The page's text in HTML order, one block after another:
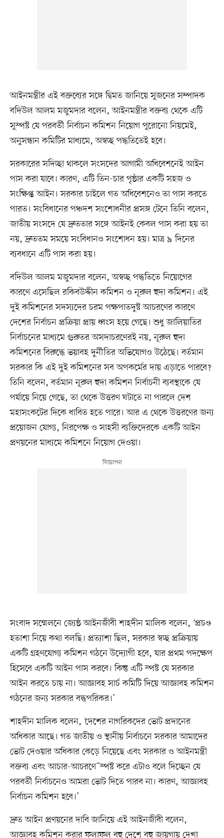
আইনমন্ত্রীর এই বক্তব্যের সঙ্গে দ্বিমত জানিয়ে সুজনের সম্পাদক
বদিউল আলম মজুমদার বলেন, আইনমন্ত্রীর বক্তব্য থেকে এটি
সুস্পষ্ট যে পরবর্তী নির্বাচন কমিশন নিয়োগ পুরোনো নিয়মেই,
অনুসন্ধান কমিটির মাধ্যমে, অস্বচ্ছ পদ্ধতিতেই হবে।
সরকারের সদিচ্ছা থাকলে সংসদের আগামী অধিবেশনেই আইন
পাস করা যাবে। কারণ, এটি তিন-চার পৃষ্ঠার একটি সহজ ও
সংক্ষিপ্ত আইন। সরকার চাইলে গত অধিবেশনেও তা পাস করতে
পারত। সংবিধানের পঞ্চদশ সংশোধনীর প্রসঙ্গ টেনে তিনি বলেন,
জাতীয় সংসদে যে দ্রুততার সঙ্গে আইনই কেবল পাস করা হয় তা
নয়, দ্রুততম সময়ে সংবিধানও সংশোধন হয়। মাত্র ৯ দিনের
ব্যবধানে এটি পাস করা হয়।
বদিউল আলম মজুমদার বলেন, অস্বচ্ছ পদ্ধতিতে নিয়োগের
কারণে এসেছিল রকিবউদ্দীন কমিশন ও নূরুল হুদা কমিশন। এই
দুই কমিশনের সদস্যদের চরম পক্ষপাতদুষ্ট আচরণের কারণে
দেশের নির্বাচন প্রক্রিয়া প্রায় ধ্বংস হয়ে গেছে। শুধু জালিয়াতির
নির্বাচনের মাধ্যমে গুরুতর অসদাচরণেরই নয়, নূরুল হুদা
কমিশনের বিরুদ্ধে ভয়াবহ দুর্নীতির অভিযোগও উঠেছে। বর্তমান
সরকার কি এই দুই কমিশনের সব অপকর্মের দায় এড়াতে পারবে?
তিনি বলেন, বর্তমান নূরুল হুদা কমিশন নির্বাচনী ব্যবস্থাকে যে
পর্যায়ে নিয়ে গেছে, তা থেকে উত্তরণ ঘটাতে না পারলে দেশ
মহাসংকটের দিকে ধাবিত হতে পারে। আর এ থেকে উত্তরণের জন্য
প্রয়োজন যোগ্য, নিরপেক্ষ ও সাহসী ব্যক্তিদেরকে একটি আইন
প্রণয়নের মাধ্যমে কমিশনে নিয়োগ দেওয়া।
সংবাদ সম্মেলনে জ্যেষ্ঠ আইনজীবী শাহদীন মালিক বলেন, ‘প্রচণ্ড
হতাশা নিয়ে কথা বলছি। প্রত্যাশা ছিল, সরকার স্বচ্ছ প্রক্রিয়ায়
একটি গ্রহণযোগ্য কমিশন গঠনে উদ্যোগী হবে, যার প্রথম পদক্ষেপ
হিসেবে একটি আইন পাস করবে। কিন্তু এটি স্পষ্ট যে সরকার
আইন করতে চায় না। আজ্ঞাবহ সার্চ কমিটি দিয়ে আজ্ঞাবহ কমিশন
গঠনের জন্য সরকার বদ্ধপরিকর।’
শাহদীন মালিক বলেন, ‘দেশের নাগরিকদের ভোট প্রদানের
অধিকার আছে। গত জাতীয় ও স্থানীয় নির্বাচনে সরকার আমাদের
ভোট দেওয়ার অধিকার কেড়ে নিয়েছে এবং সরকার ও আইনমন্ত্রী
বক্তব্য এবং আচার-আচরণে¯স্পষ্ট করে এটাও বলে দিচ্ছেন যে
পরবর্তী নির্বাচনেও আমরা ভোট দিতে পারব না। কারণ, আজ্ঞাবহ
নির্বাচন কমিশন হবে।’
দ্রুত আইন প্রণয়নের দাবি জানিয়ে এই আইনজীবী বলেন,
আজ্ঞাবহ কমিশন করার ফলাফল বহু দেশে বহু জায়গায় দেখা